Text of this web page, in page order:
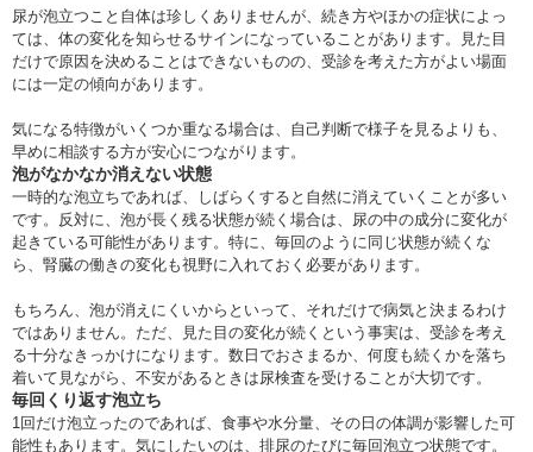
尿が泡立つこと自体は珍しくありませんが、続き方やほかの症状によっ
ては、体の変化を知らせるサインになっていることがあります。見た目
だけで原因を決めることはできないものの、受診を考えた方がよい場面
には一定の傾向があります。
気になる特徴がいくつか重なる場合は、自己判断で様子を見るよりも、
早めに相談する方が安心につながります。
泡がなかなか消えない状態
一時的な泡立ちであれば、しばらくすると自然に消えていくことが多い
です。反対に、泡が長く残る状態が続く場合は、尿の中の成分に変化が
起きている可能性があります。特に、毎回のように同じ状態が続くな
ら、腎臓の働きの変化も視野に入れておく必要があります。
もちろん、泡が消えにくいからといって、それだけで病気と決まるわけ
ではありません。ただ、見た目の変化が続くという事実は、受診を考え
る十分なきっかけになります。数日でおさまるか、何度も続くかを落ち
着いて見ながら、不安があるときは尿検査を受けることが大切です。
毎回くり返す泡立ち
1回だけ泡立ったのであれば、食事や水分量、その日の体調が影響した可
能性もあります。気にしたいのは、排尿のたびに毎回泡立つ状態です。